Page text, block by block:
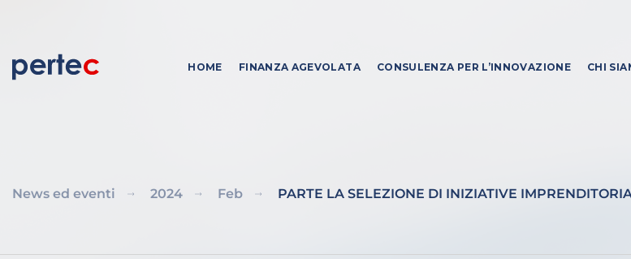
HOME FINANZA AGEVOLATA CONSULENZA PER L’INNOVAZIONE CHI
News ed eventi 2024 Feb PARTE LA SELEZIONE DI INIZIATIVE